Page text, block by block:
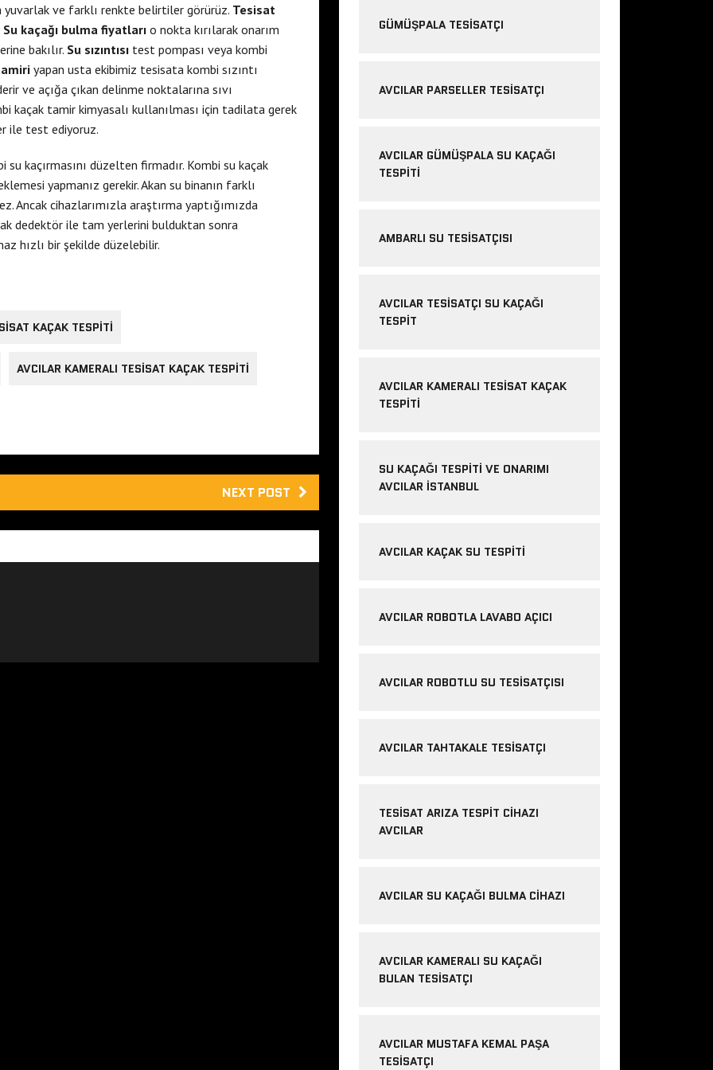
ve farklı renkte belirtiler görürüz. Tesisat
Su kaçağı bulma fiyatları o nokta kırılarak onarım
bakılır. Su sızıntısı test pompası veya kombi
yapan usta ekibimiz tesisata kombi sızıntı
ve açığa çıkan delinme noktalarına sıvı
kaçak tamir kimyasalı kullanılması için tadilata gerek
ile test ediyoruz.
su kaçırmasını düzelten firmadır. Kombi su kaçak
yapmanız gerekir. Akan su binanın farklı
Ancak cihazlarımızla araştırma yaptığımızda
dedektör ile tam yerlerini bulduktan sonra
hızlı bir şekilde düzelebilir.
KAÇAK TESPITI
AVCILAR KAMERALI TESISAT KAÇAK TESPITI
NEXT POST
GÜMÜŞPALA TESISATÇI
AVCILAR PARSELLER TESISATÇI
AVCILAR GÜMÜŞPALA SU KAÇAĞI
TESPITI
AMBARLI SU TESISATÇISI
AVCILAR TESISATÇI SU KAÇAĞI
TESPIT
AVCILAR KAMERALI TESISAT KAÇAK
TESPITI
SU KAÇAĞI TESPITI VE ONARIMI
AVCILAR İSTANBUL
AVCILAR KAÇAK SU TESPITI
AVCILAR ROBOTLA LAVABO AÇICI
AVCILAR ROBOTLU SU TESISATÇISI
AVCILAR TAHTAKALE TESISATÇI
TESISAT ARIZA TESPIT CIHAZI
AVCILAR
AVCILAR SU KAÇAĞI BULMA CIHAZI
AVCILAR KAMERALI SU KAÇAĞI
BULAN TESISATÇI
AVCILAR MUSTAFA KEMAL PAŞA
TESISATÇI